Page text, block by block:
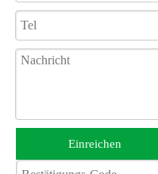
Einreichen